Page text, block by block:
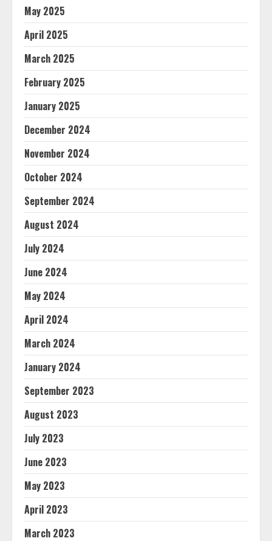
May 2025
April 2025
March 2025
February 2025
January 2025
December 2024
November 2024
October 2024
September 2024
August 2024
July 2024
June 2024
May 2024
April 2024
March 2024
January 2024
September 2023
August 2023
July 2023
June 2023
May 2023
April 2023
March 2023